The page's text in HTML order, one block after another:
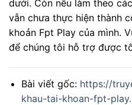
dưới. Còn nếu làm theo
vẫn chưa thực hiện thành
khoản Fpt Play của mình.
để chúng tôi hỗ trợ được
Bài viết gốc: https://
khau-tai-khoan-fpt-